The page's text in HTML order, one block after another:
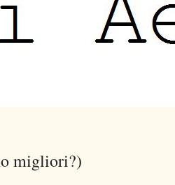
migliori?)